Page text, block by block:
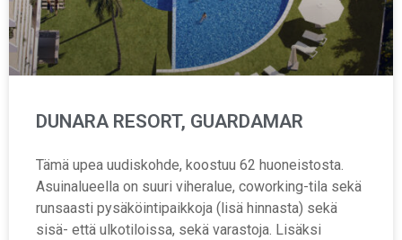
DUNARA RESORT, GUARDAMAR
Tämä upea uudiskohde, koostuu 62 huoneistosta.
Asuinalueella on suuri viheralue, coworking-tila sekä
runsaasti pysäköintipaikkoja (lisä hinnasta) sekä
sisä- että ulkotiloissa, sekä varastoja. Lisäksi